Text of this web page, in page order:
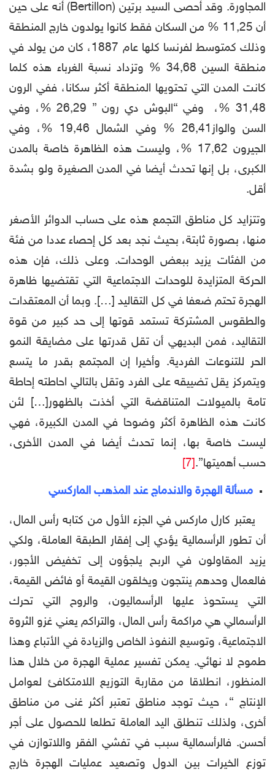
المجاورة. وقد أحصى السيد برتين (Bertillon) أنه على حين
أن 11,25 % من السكان فقط كانوا يولدون خارج المنطقة
وذلك كمتوسط لفرنسا كلها عام 1887، كان من يولد في
منطقة السين 34,68 % وتزداد نسبة الغرباء هذه كلما
كانت المدن التي تحتويها المنطقة أكثر سكانا، ففي الرون
31,48 %، وفي “البوش دي رون ” 26,29 %، وفي
السن والواز26,41 % وفي الشمال 19,46 %، وفي
الجيرون 17,62 %، وليست هذه الظاهرة خاصة بالمدن
الكبرى، بل إنها تحدث أيضا في المدن الصغيرة ولو بشدة
أقل.
وتتزايد كل مناطق التجمع هذه على حساب الدوائر الأصغر
منها، بصورة ثابتة، بحيث نجد بعد كل إحصاء عددا من فئة
من الفئات يزيد ببعض الوحدات. وعلى ذلك، فإن هذه
الحركة المتزايدة للوحدات الاجتماعية التي تقتضيها ظاهرة
الهجرة تحتم ضعفا في كل التقاليد […]. وبما أن المعتقدات
والطقوس المشتركة تستمد قوتها إلى حد كبير من قوة
التقاليد، فمن البديهي أن تقل قدرتها على مضايقة النمو
الحر للتنوعات الفردية. وأخيرا إن المجتمع بقدر ما يتسع
ويتمركز يقل تضييقه على الفرد وتقل بالتالي احاطته إحاطة
تامة بالميولات المتناقضة التي أخذت بالظهور[…] لئن
كانت هذه الظاهرة أكثر وضوحا في المدن الكبيرة، فهي
ليست خاصة بها، إنما تحدث أيضا في المدن الأخرى،
حسب أهميتها”.
مسألة الهجرة والاندماج عند المذهب الماركسي
يعتبر كارل ماركس في الجزء الأول من كتابه رأس المال،
أن تطور الرأسمالية يؤدي إلى إفقار الطبقة العاملة، ولكي
يزيد المقاولون في الربح يلجؤون إلى تخفيض الأجور،
فالعمال وحدهم ينتجون ويخلقون القيمة أو فائض القيمة،
التي يستحوذ عليها الرأسماليون، والروح التي تحرك
الرأسمالي هي مراكمة رأس المال، والتراكم يعني غزو الثروة
الاجتماعية، وتوسيع النفوذ الخاص والزيادة في الأتباع وهذا
طموح لا نهائي. يمكن تفسير عملية الهجرة من خلال هذا
المنظور، انطلاقا من مقاربة التوزيع اللامتكافئ لعوامل
الإنتاج “، حيث توجد مناطق تعتبر أكثر غنى من مناطق
أخرى، ولذلك تنطلق اليد العاملة تطلعا للحصول على أجر
أحسن. فالرأسمالية سبب في تفشي الفقر واللاتوازن في
توزع الخيرات بين الدول وتصعيد عمليات الهجرة خارج